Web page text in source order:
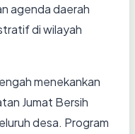
agenda daerah
di wilayah
menekankan
Jumat Bersih
desa. Program